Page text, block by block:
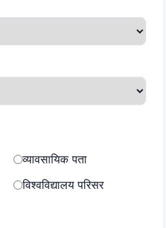
व्यावसायिक पता
विश्वविद्यालय परिसर